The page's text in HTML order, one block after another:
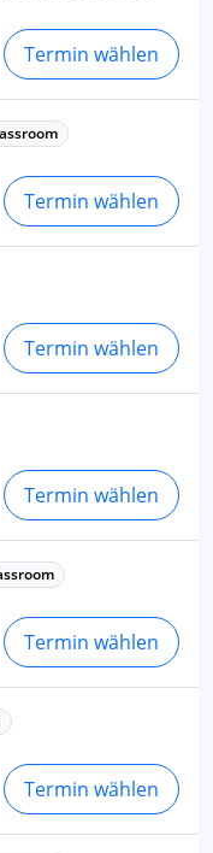
Termin wählen
Termin wählen
Termin wählen
Termin wählen
Termin wählen
Termin wählen